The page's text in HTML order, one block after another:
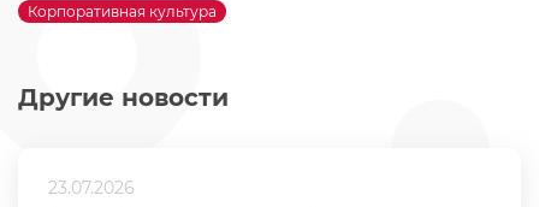
Другие новости
23.07.2026
Корпоративная культура